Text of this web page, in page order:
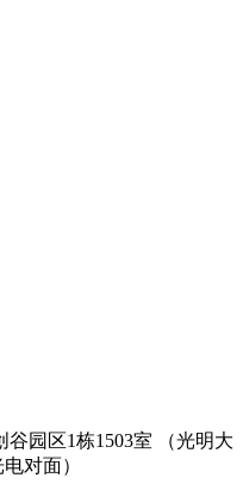
园区1栋1503室 （光明大
对面）